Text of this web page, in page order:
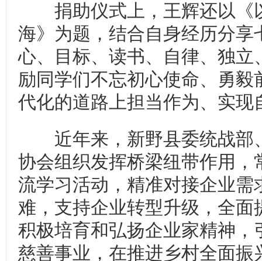
捐助仪式上，王辉还以《
海》为题，结合自身经历分享
心、目标、读书、自律、独立
励同学们不忘初心使命、勇
代化的道路上担当作为、实现
近年来，新野县委统战部
协会组织发挥桥梁纽带作用，
流学习活动，精准对接企业需
难，支持企业转型升级，全
积极培育和弘扬企业家精神，
慈善事业，在推进乡村全面振